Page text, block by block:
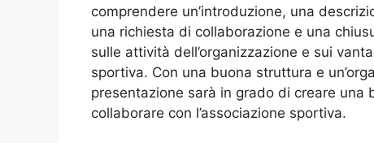
comprendere un’introduzione, una
una richiesta di collaborazione e una
sulle attività dell’organizzazione e sui
sportiva. Con una buona struttura e
presentazione sarà in grado di creare una
collaborare con l’associazione sportiva.